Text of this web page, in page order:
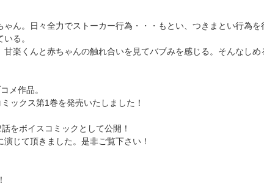
ん。日々全力でストーカー行為・・・もとい、つきまとい行為
る。
楽くんと赤ちゃんの触れ合いを見てバブみを感じる。そんなし
メ作品。
ックス第1巻を発売いたしました！
をボイスコミックとして公開！
じて頂きました。是非ご覧下さい！